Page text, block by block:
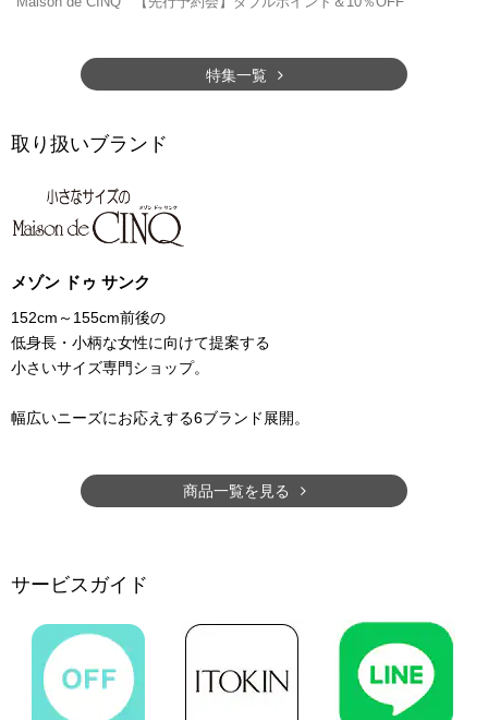
特集一覧
取り扱いブランド
メゾン ドゥ サンク
152cm～155cm前後の
低身長・小柄な女性に向けて提案する
小さいサイズ専門ショップ。
幅広いニーズにお応えする6ブランド展開。
商品一覧を見る
サービスガイド